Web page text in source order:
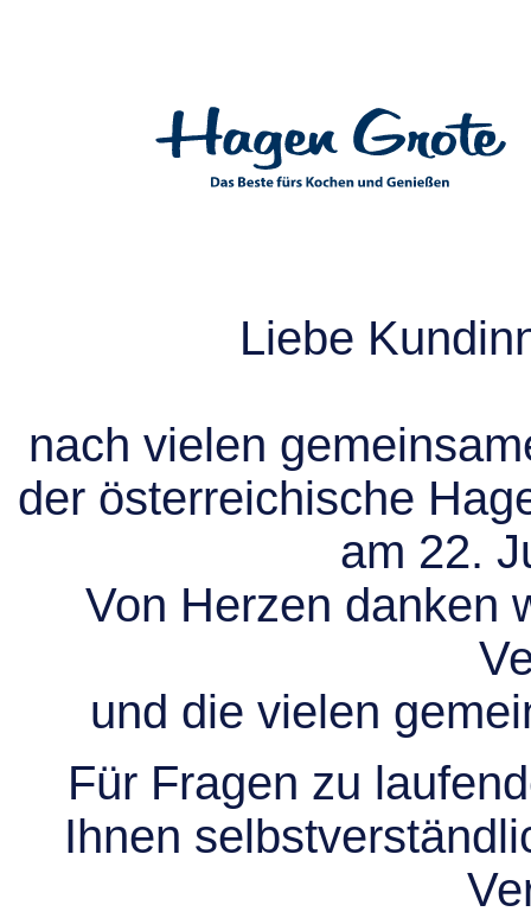
Liebe
nach vielen
der österreichische
am 22.
Von Herzen danken
und die vielen
Für Fragen zu
Ihnen